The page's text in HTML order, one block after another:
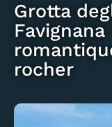
Grotta
rocher